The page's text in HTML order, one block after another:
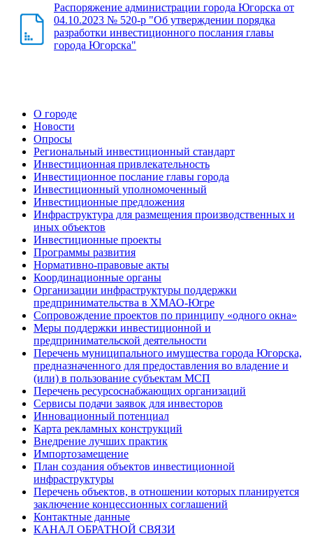
Распоряжение администрации города Югорска от
04.10.2023 № 520-р "Об утверждении порядка
разработки инвестиционного послания главы
города Югорска"
О городе
Новости
Опросы
Региональный инвестиционный стандарт
Инвестиционная привлекательность
Инвестиционное послание главы города
Инвестиционный уполномоченный
Инвестиционные предложения
Инфраструктура для размещения производственных и
иных объектов
Инвестиционные проекты
Программы развития
Нормативно-правовые акты
Координационные органы
Организации инфраструктуры поддержки
предпринимательства в ХМАО-Югре
Сопровождение проектов по принципу «одного окна»
Меры поддержки инвестиционной и
предпринимательской деятельности
Перечень муниципального имущества города Югорска,
предназначенного для предоставления во владение и
(или) в пользование субъектам МСП
Перечень ресурсоснабжающих организаций
Сервисы подачи заявок для инвесторов
Инновационный потенциал
Карта рекламных конструкций
Внедрение лучших практик
Импортозамещение
План создания объектов инвестиционной
инфраструктуры
Перечень объектов, в отношении которых планируется
заключение концессионных соглашений
Контактные данные
КАНАЛ ОБРАТНОЙ СВЯЗИ